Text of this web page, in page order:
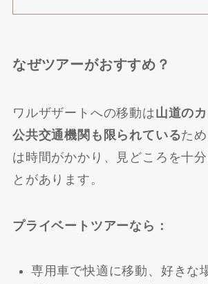
なぜツアーがおすすめ？
ワルザザートへの移動は山道の
公共交通機関も限られているた
は時間がかかり、見どころを十
とがあります。
プライベートツアーなら：
専用車で快適に移動、好きな